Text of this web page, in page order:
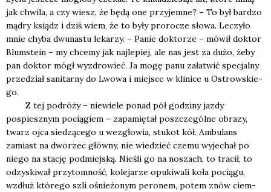
jak chwi­la, a czy wiesz, że będą one przy­jem­ne? – To był bar­dzo
mądry ksiądz i dziś wiem, że to były pro­ro­cze sło­wa. Leczy­ło
mnie chy­ba dwu­na­stu leka­rzy. – Panie dok­to­rze – mówił dok­tor
Blum­ste­in – my chce­my jak naj­le­piej, ale nas jest za dużo, żeby
pan dok­tor mógł wyzdro­wieć. Ja mogę panu zała­twić spe­cjal­ny
prze­dział sani­tar­ny do Lwo­wa i miej­sce w kli­ni­ce u Ostrow­skie­
go.
Z tej podró­ży – nie­wie­le ponad pół godzi­ny jaz­dy
pospiesz­nym pocią­giem – zapa­mię­tał poszcze­gól­ne obra­zy,
twarz ojca sie­dzą­ce­go u wez­gło­wia, stu­kot kół. Ambu­lans
zamiast na dwo­rzec głów­ny, nie wie­dzieć cze­mu wyje­chał po
nie­go na sta­cję pod­miej­ską. Nie­śli go na noszach, to tra­cił, to
odzy­ski­wał przy­tom­ność, kole­ja­rze opu­ki­wa­li koła pocią­gu,
wzdłuż któ­re­go szli ośnie­żo­nym pero­nem, potem znów ciem­